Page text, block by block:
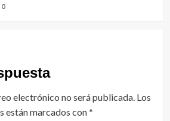
0
electrónico no será publicada. Los
están marcados con*